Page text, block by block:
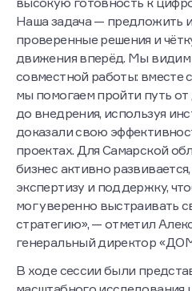
Наша задача — предложить
проверенные решения и
движения вперёд. Мы
совместной работы: вместе
мы помогаем пройти путь от
до внедрения, используя
доказали свою
проектах. Для Самарской
бизнес активно
экспертизу и поддержку,
мог уверенно выстраивать
стратегию», — отметил
генеральный директор
В ходе сессии были